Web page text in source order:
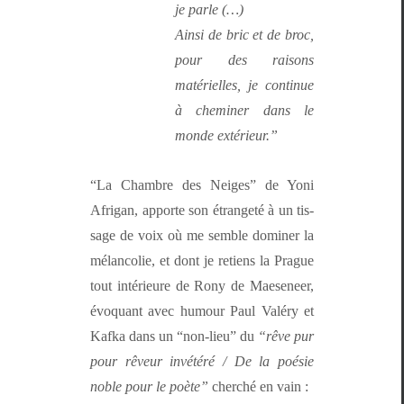
je parle (…)
Ain­si de bric et de broc,
pour des raisons
matérielles, je con­tin­ue
à chem­iner dans le
monde extérieur.”
“La Cham­bre des Neiges” de Yoni
Afrig­an, apporte son étrangeté à un tis­
sage de voix où me sem­ble domin­er la
mélan­col­ie, et dont je retiens la Prague
tout intérieure de Rony de Mae­se­neer,
évo­quant avec humour Paul Valéry et
Kaf­ka dans un “non-lieu” du “rêve pur
pour rêveur invétéré / De la poésie
noble pour le poète” cher­ché en vain :